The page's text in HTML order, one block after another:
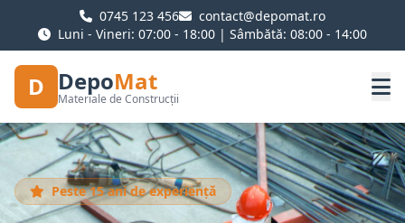
0745 123 456
contact@depomat.ro
Luni - Vineri: 07:00 - 18:00 | Sâmbătă: 08:00 - 14:00
D DepoMat
Materiale de Construcții
Peste 15 ani de experiență